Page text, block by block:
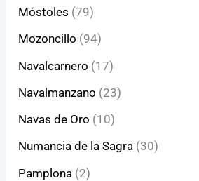
Móstoles (79)
Mozoncillo (94)
Navalcarnero (17)
Navalmanzano (23)
Navas de Oro (10)
Numancia de la Sagra (30)
Pamplona (2)